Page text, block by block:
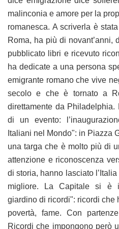
malinconia e amore per la
romanesca. A scriverla è
Roma, ha più di novant’anni,
pubblicato libri e ricevuto
ha dedicate a una persona
emigrante romano che vive
secolo e che è tornato a
direttamente da
di un evento:
Italiani nel Mondo": in Piazza
una targa che è molto più di
attenzione e riconoscenza
di storia, hanno lasciato
migliore. La Capitale si è
giardino di ricordi": ricordi che
povertà, fame. Con
Ricordi che impongono però